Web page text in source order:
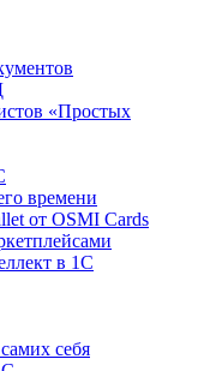
«Простых
времени
от OSMI Cards
в 1С
себя